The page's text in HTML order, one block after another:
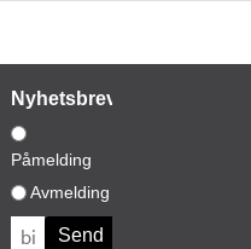
Nyhetsbrev
Påmelding
Avmelding